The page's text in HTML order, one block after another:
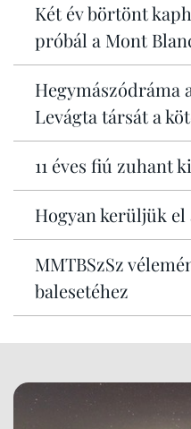
Két év börtönt
próbál a Mont
Hegymászódráma
Levágta társát a
11 éves fiú zuhant
Hogyan kerüljük el
MMTBSzSz
balesetéhez